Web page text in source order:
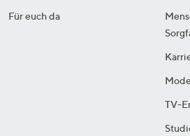
Für euch da
TV-